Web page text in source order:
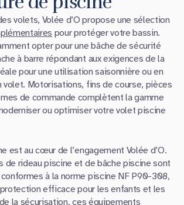
volets, Volée d’O propose une sélection
pour protéger votre bassin.
opter pour une bâche de sécurité
à barre répondant aux exigences de la
pour une utilisation saisonnière ou en
volet. Motorisations, fins de course, pièces
de commande complètent la gamme
ou optimiser votre volet piscine
est au cœur de l’engagement Volée d’O.
de rideau piscine et de bâche piscine sont
à la norme piscine NF P90-308,
efficace pour les enfants et les
la sécurisation, ces équipements